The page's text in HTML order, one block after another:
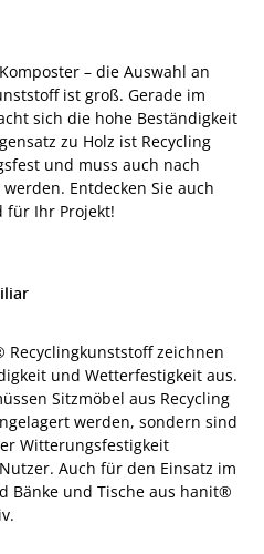
– die Auswahl an
ist groß. Gerade im
sich die hohe Beständigkeit
zu Holz ist Recycling
und muss auch nach
Entdecken Sie auch
für Ihr Projekt!
zeichnen
und Wetterfestigkeit aus.
Sitzmöbel aus Recycling
werden, sondern sind
Witterungsfestigkeit
Auch für den Einsatz im
Bänke und Tische aus hanit®